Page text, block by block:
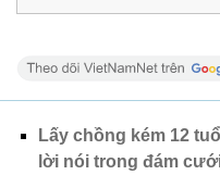
Lấy chồng kém 12
lời nói trong đám